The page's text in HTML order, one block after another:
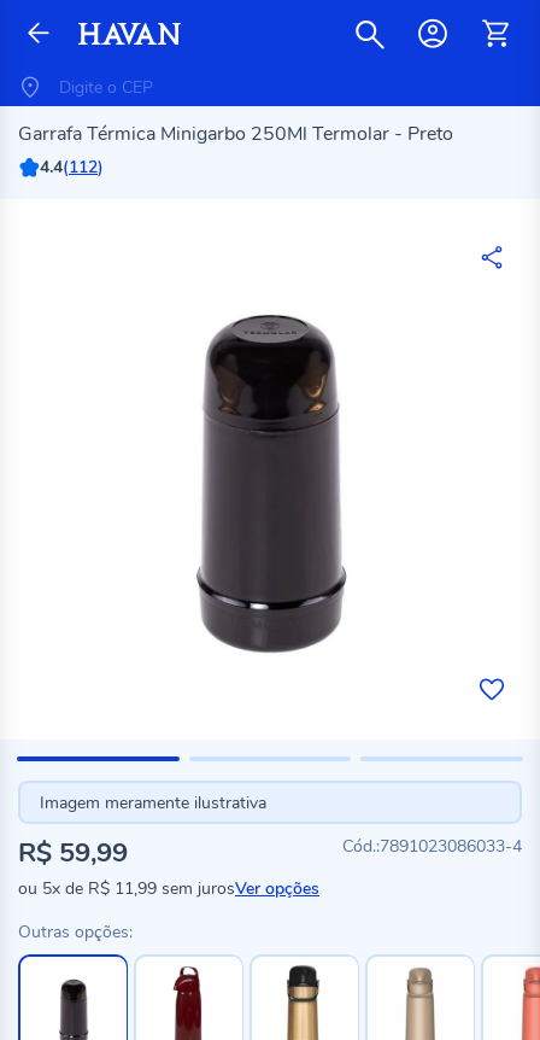
Garrafa Térmica Minigarbo 250Ml Termolar - Preto
4.4(112)
Imagem meramente ilustrativa
7891023086033-4
R$ 59,99
ou 5x de R$ 11,99 sem jurosVer opções
Outras opções: